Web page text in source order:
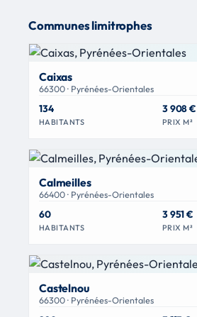
Communes limitrophes
Caixas
66300 · Pyrénées-Orientales
134
HABITANTS
3 908 €
PRIX M²
Calmeilles
66400 · Pyrénées-Orientales
60
HABITANTS
3 951 €
PRIX M²
Castelnou
66300 · Pyrénées-Orientales